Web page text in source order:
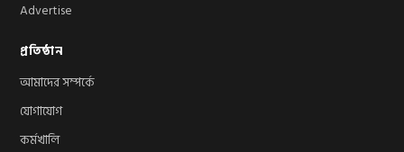
Advertise
প্রতিষ্ঠান
আমাদের সম্পর্কে
যোগাযোগ
কর্মখালি